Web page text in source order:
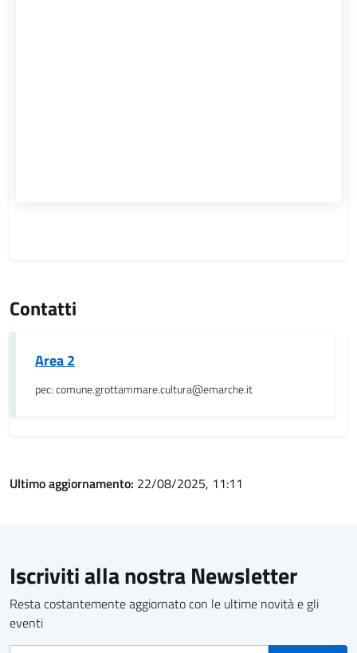
Contatti
Area 2
pec: comune.grottammare.cultura@emarche.it
Ultimo aggiornamento: 22/08/2025, 11:11
Iscriviti alla nostra Newsletter
Resta costantemente aggiornato con le ultime novità e gli
eventi